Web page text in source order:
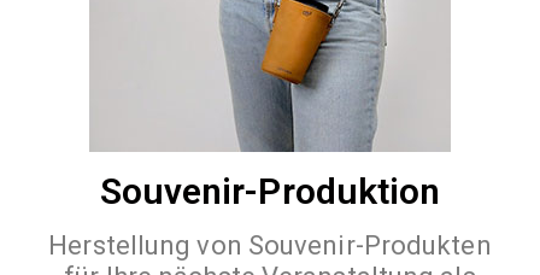
Souvenir-Produktion
Herstellung von Souvenir-Produkten